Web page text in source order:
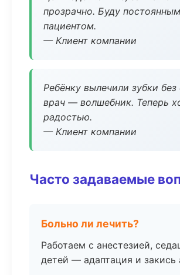
прозрачно. Буду постоянным
пациентом.
— Клиент компании
Ребёнку вылечили зубки без
врач — волшебник. Теперь
радостью.
— Клиент компании
Часто задаваемые
Больно ли лечить?
Работаем с анестезией,
детей — адаптация и закись